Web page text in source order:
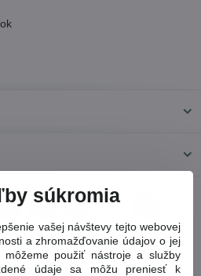
mail
Nasledujúci produkt
súkromia
vašej návštevy tejto webovej
a zhromažďovanie údajov o jej
použiť nástroje a služby
údaje sa môžu preniesť k